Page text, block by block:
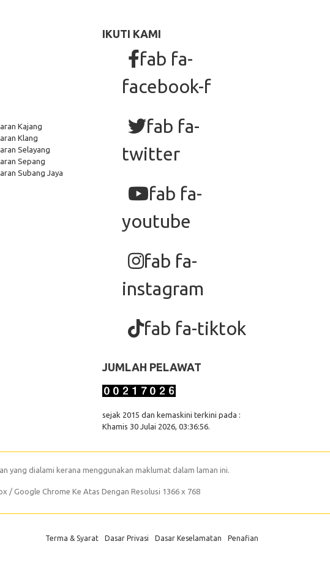
Kajang
Klang
Selayang
Sepang
Subang Jaya
IKUTI KAMI
fab fa-
facebook-f
fab fa-
twitter
fab fa-
youtube
fab fa-
instagram
fab fa-tiktok
JUMLAH PELAWAT
sejak 2015 dan kemaskini terkini pada :
Khamis 30 Julai 2026, 03:36:56.
yang dialami kerana menggunakan maklumat dalam laman ini.
Google Chrome Ke Atas Dengan Resolusi 1366 x 768
Terma & Syarat Dasar Privasi Dasar Keselamatan Penafian